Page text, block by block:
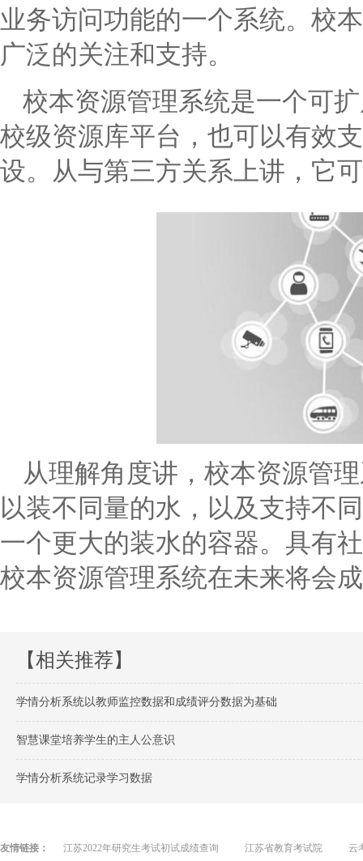
业务访问功能的一个系统。校
广泛的关注和支持。
校本资源管理系统是一个可
校级资源库平台，也可以有效
设。从与第三方关系上讲，它
从理解角度讲，校本资源管
以装不同量的水，以及支持不
一个更大的装水的容器。具有
校本资源管理系统在未来将会
【相关推荐】
学情分析系统以教师监控数据和成绩评分数据为基础
智慧课堂培养学生的主人公意识
学情分析系统记录学习数据
友情链接： 江苏2022年研究生考试初试成绩查询 江苏省教育考试院 云